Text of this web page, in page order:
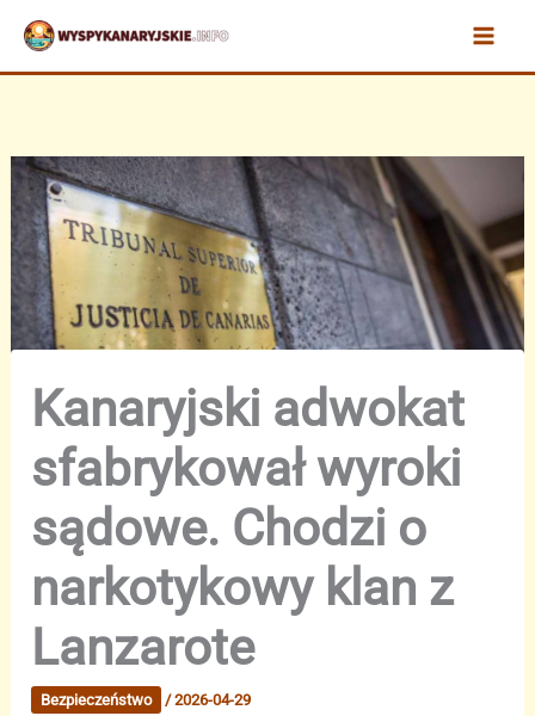
Przejdź
treści
Kanaryjski adwokat
sfabrykował wyroki
sądowe. Chodzi o
narkotykowy klan z
Lanzarote
Bezpieczeństwo /2026-04-29